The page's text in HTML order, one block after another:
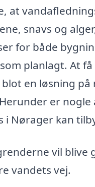
at
snavs og
for både
planlagt. At
en løsning
er nogle
i Nørager kan
vil blive
vandets vej.